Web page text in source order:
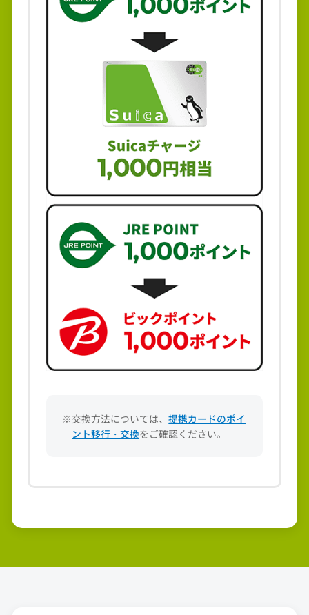
※交換方法については、提携カードのポイ
ント移行・交換をご確認ください。